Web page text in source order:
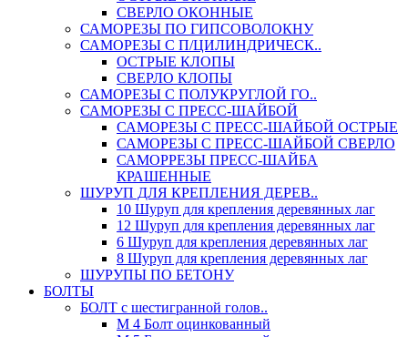
СВЕРЛО ОКОННЫЕ
САМОРЕЗЫ ПО ГИПСОВОЛОКНУ
САМОРЕЗЫ С П/ЦИЛИНДРИЧЕСК..
ОСТРЫЕ КЛОПЫ
СВЕРЛО КЛОПЫ
САМОРЕЗЫ С ПОЛУКРУГЛОЙ ГО..
САМОРЕЗЫ С ПРЕСС-ШАЙБОЙ
САМОРЕЗЫ С ПРЕСС-ШАЙБОЙ ОСТРЫЕ
САМОРЕЗЫ С ПРЕСС-ШАЙБОЙ СВЕРЛО
САМОРРЕЗЫ ПРЕСС-ШАЙБА
КРАШЕННЫЕ
ШУРУП ДЛЯ КРЕПЛЕНИЯ ДЕРЕВ..
10 Шуруп для крепления деревянных лаг
12 Шуруп для крепления деревянных лаг
6 Шуруп для крепления деревянных лаг
8 Шуруп для крепления деревянных лаг
ШУРУПЫ ПО БЕТОНУ
БОЛТЫ
БОЛТ с шестигранной голов..
М 4 Болт оцинкованный